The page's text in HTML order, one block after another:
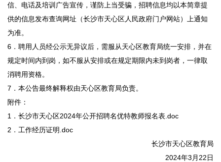
信、电话及培训广告宣传，谨防上当受骗，招聘信息均以本简章提
供的信息发布查询网址（长沙市天心区人民政府门户网站）上通知
为准。
6．聘用人员经公示无异议后，需服从天心区教育局统一安排，并在
规定时间内到岗，如不服从安排或在规定期限内未到岗者，一律取
消聘用资格。
7．本公告最终解释权由天心区教育局负责。
附件：
1．长沙市天心区2024年公开招聘名优特教师报名表.doc
2．工作经历证明.doc
长沙市天心区教育局
2024年3月22日